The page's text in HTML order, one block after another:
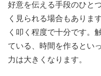
好意を伝える手段のひと
く見られる場合もありま
く叩く程度で十分です。
ている、時間を作るとい
力は大きくなります。